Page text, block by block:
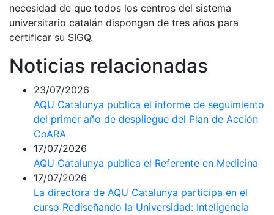
necesidad de que todos los centros del sistema
universitario catalán dispongan de tres años para
certificar su SIGQ.
Noticias relacionadas
23/07/2026
AQU Catalunya publica el informe de seguimiento
del primer año de despliegue del Plan de Acción
CoARA
17/07/2026
AQU Catalunya publica el Referente en Medicina
17/07/2026
La directora de AQU Catalunya participa en el
curso Rediseñando la Universidad: Inteligencia